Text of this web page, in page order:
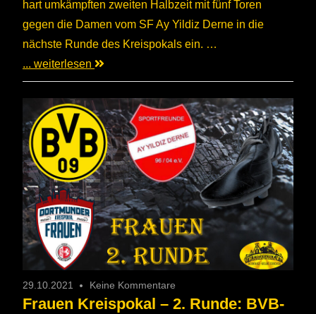
hart umkämpften zweiten Halbzeit mit fünf Toren
gegen die Damen vom SF Ay Yildiz Derne in die
nächste Runde des Kreispokals ein. …
... weiterlesen
29.10.2021 Keine Kommentare
Frauen Kreispokal – 2. Runde: BVB-